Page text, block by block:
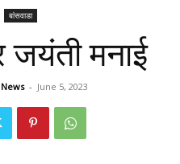
बांसवाडा
जयंती मनाई
- June 5, 2023